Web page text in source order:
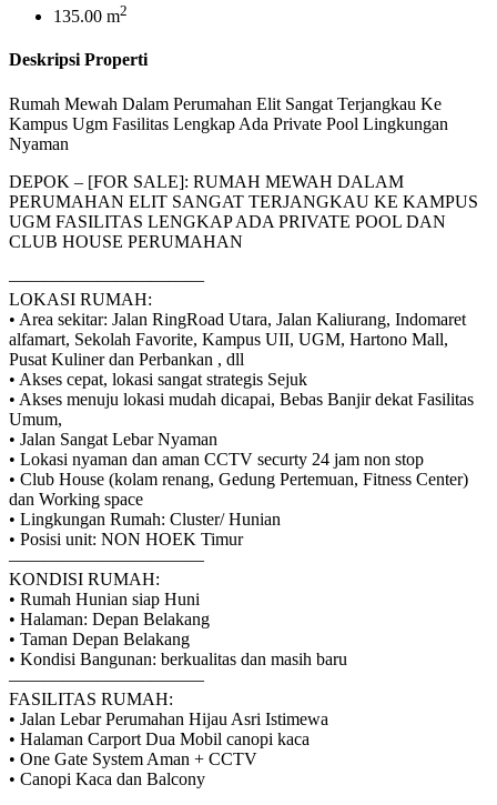
135.00 m2
Deskripsi Properti
Rumah Mewah Dalam Perumahan Elit Sangat Terjangkau Ke
Kampus Ugm Fasilitas Lengkap Ada Private Pool Lingkungan
Nyaman
DEPOK – [FOR SALE]: RUMAH MEWAH DALAM
PERUMAHAN ELIT SANGAT TERJANGKAU KE KAMPUS
UGM FASILITAS LENGKAP ADA PRIVATE POOL DAN
CLUB HOUSE PERUMAHAN
———————————
LOKASI RUMAH:
• Area sekitar: Jalan RingRoad Utara, Jalan Kaliurang, Indomaret
alfamart, Sekolah Favorite, Kampus UII, UGM, Hartono Mall,
Pusat Kuliner dan Perbankan , dll
• Akses cepat, lokasi sangat strategis Sejuk
• Akses menuju lokasi mudah dicapai, Bebas Banjir dekat Fasilitas
Umum,
• Jalan Sangat Lebar Nyaman
• Lokasi nyaman dan aman CCTV securty 24 jam non stop
• Club House (kolam renang, Gedung Pertemuan, Fitness Center)
dan Working space
• Lingkungan Rumah: Cluster/ Hunian
• Posisi unit: NON HOEK Timur
———————————
KONDISI RUMAH:
• Rumah Hunian siap Huni
• Halaman: Depan Belakang
• Taman Depan Belakang
• Kondisi Bangunan: berkualitas dan masih baru
———————————
FASILITAS RUMAH:
• Jalan Lebar Perumahan Hijau Asri Istimewa
• Halaman Carport Dua Mobil canopi kaca
• One Gate System Aman + CCTV
• Canopi Kaca dan Balcony